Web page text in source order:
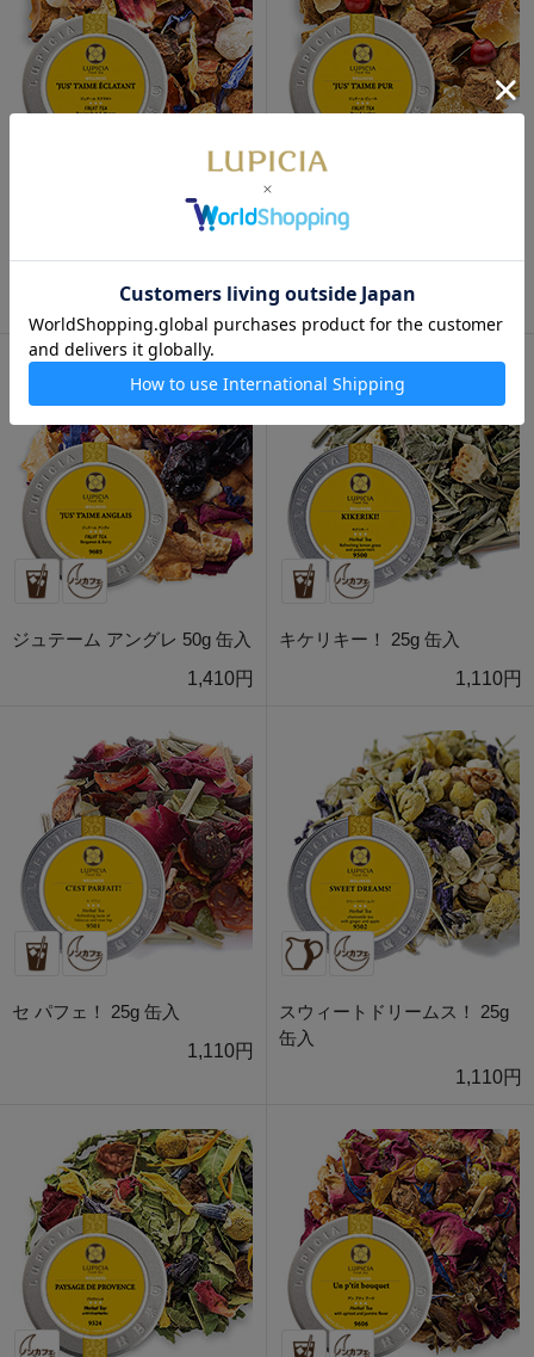
入
1,410円
ジュテーム ピュール 50g 缶入
ジュテーム アングレ 50g 缶入
1,410円
キケリキー！ 25g 缶入
1,110円
セ パフェ！ 25g 缶入
1,110円
スウィートドリームス！ 25g
缶入
1,110円